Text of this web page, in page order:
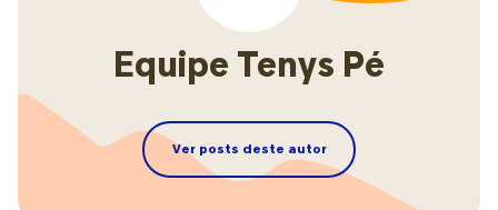
Equipe Tenys Pé
Ver posts deste autor